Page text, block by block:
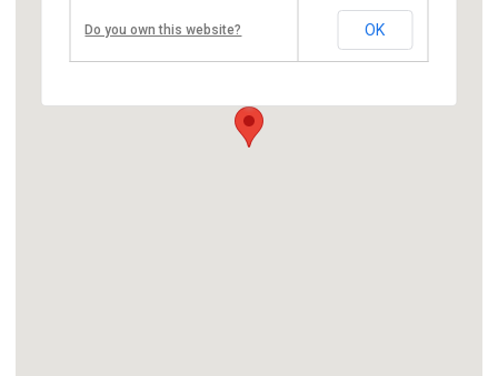
豊ヶ岡学園
愛知県豊明市前後町三ツ谷1293
Do you own this website? OK